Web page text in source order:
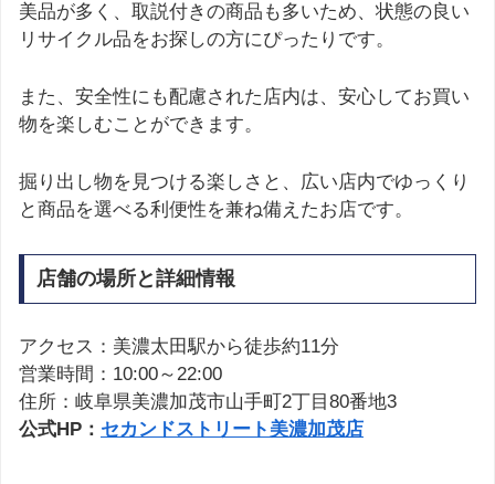
美品が多く、取説付きの商品も多いため、状態の良い
リサイクル品をお探しの方にぴったりです。
また、安全性にも配慮された店内は、安心してお買い
物を楽しむことができます。
掘り出し物を見つける楽しさと、広い店内でゆっくり
と商品を選べる利便性を兼ね備えたお店です。
店舗の場所と詳細情報
アクセス：美濃太田駅から徒歩約11分
営業時間：10:00～22:00
住所：岐阜県美濃加茂市山手町2丁目80番地3
公式HP： セカンドストリート美濃加茂店